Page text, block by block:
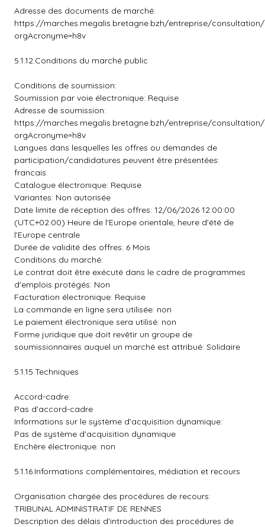
Adresse des documents de marché:
https://marches.megalis.bretagne.bzh/entreprise/consultation/
orgAcronyme=h8v
5.1.12.Conditions du marché public
Conditions de soumission:
Soumission par voie électronique: Requise
Adresse de soumission:
https://marches.megalis.bretagne.bzh/entreprise/consultation/
orgAcronyme=h8v
Langues dans lesquelles les offres ou demandes de
participation/candidatures peuvent être présentées:
francais
Catalogue électronique: Requise
Variantes: Non autorisée
Date limite de réception des offres: 12/06/2026 12:00:00
(UTC+02:00) Heure de l'Europe orientale, heure d'été de
l'Europe centrale
Durée de validité des offres: 6 Mois
Conditions du marché:
Le contrat doit être exécuté dans le cadre de programmes
d'emplois protégés: Non
Facturation électronique: Requise
La commande en ligne sera utilisée: non
Le paiement électronique sera utilisé: non
Forme juridique que doit revêtir un groupe de
soumissionnaires auquel un marché est attribué: Solidaire
5.1.15.Techniques
Accord-cadre:
Pas d'accord-cadre
Informations sur le système d'acquisition dynamique:
Pas de système d'acquisition dynamique
Enchère électronique: non
5.1.16.Informations complémentaires, médiation et recours
Organisation chargée des procédures de recours:
TRIBUNAL ADMINISTRATIF DE RENNES
Description des délais d'introduction des procédures de